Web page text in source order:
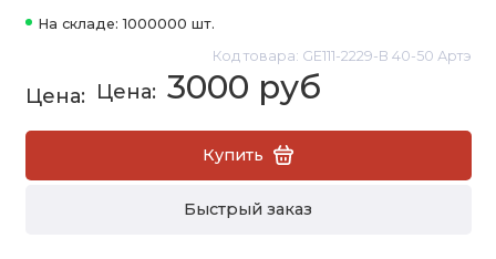
На складе: 1000000 шт.
Код товара: GE111-2229-B 40-50 Артэ
3000 руб
Купить
Быстрый заказ